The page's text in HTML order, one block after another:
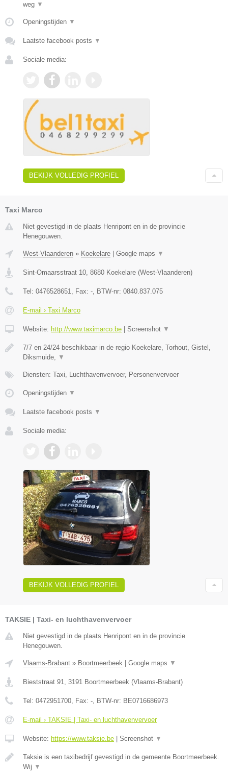
weg ▼
Openingstijden ▼
Laatste facebook posts ▼
Sociale media:
BEKIJK VOLLEDIG PROFIEL
Taxi Marco
Niet gevestigd in de plaats Henripont en in de provincie
Henegouwen.
West-Vlaanderen » Koekelare Google maps ▼
Sint-Omaarsstraat 10, 8680 Koekelare (West-Vlaanderen)
Tel: 0476528651, Fax: -, BTW-nr: 0840.837.075
E-mail › Taxi Marco
Website: http://www.taximarco.be Screenshot ▼
7/7 en 24/24 beschikbaar in de regio Koekelare, Torhout, Gistel,
Diksmuide, ▼
Diensten: Taxi, Luchthavenvervoer, Personenvervoer
Openingstijden ▼
Laatste facebook posts ▼
Sociale media:
BEKIJK VOLLEDIG PROFIEL
TAKSIE | Taxi- en luchthavenvervoer
Niet gevestigd in de plaats Henripont en in de provincie
Henegouwen.
Vlaams-Brabant » Boortmeerbeek | Google maps ▼
Bieststraat 91 3191 Boortmeerbeek (Vlaams-Brabant)
Tel: 0472951700 , Fax: - , BTW-nr: BE0716686973
E-mail › TAKSIE | Taxi- en luchthavenvervoer
Website: https://www.taksie.be | Screenshot ▼
Taksie is een taxibedrijf gevestigd in de gemeente Boortmeerbeek.
Wij ▼